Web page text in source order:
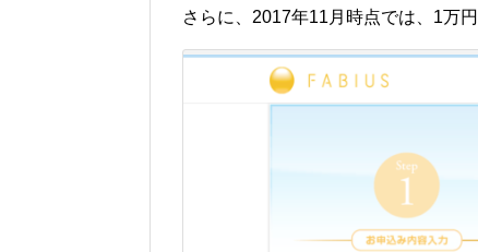
さらに、2017年11月時点では、1万